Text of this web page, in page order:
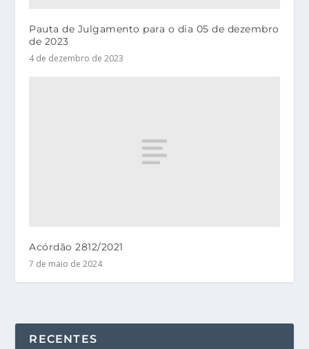
Pauta de Julgamento para o dia 05 de dezembro
de 2023
4 de dezembro de 2023
Acórdão 2812/2021
7 de maio de 2024
RECENTES